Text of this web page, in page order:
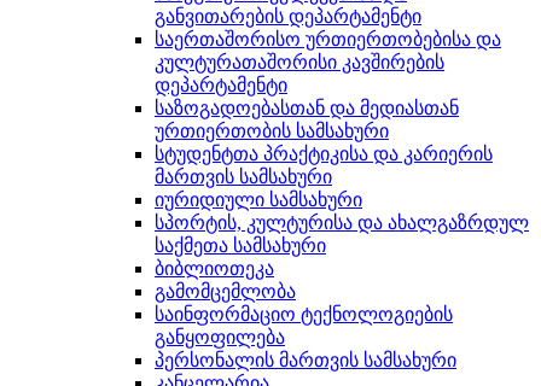
განვითარების დეპარტამენტი
საერთაშორისო ურთიერთობებისა და
კულტურათაშორისი კავშირების
დეპარტამენტი
საზოგადოებასთან და მედიასთან
ურთიერთობის სამსახური
სტუდენტთა პრაქტიკისა და კარიერის
მართვის სამსახური
იურიდიული სამსახური
სპორტის, კულტურისა და ახალგაზრდულ
საქმეთა სამსახური
ბიბლიოთეკა
გამომცემლობა
საინფორმაციო ტექნოლოგიების
განყოფილება
პერსონალის მართვის სამსახური